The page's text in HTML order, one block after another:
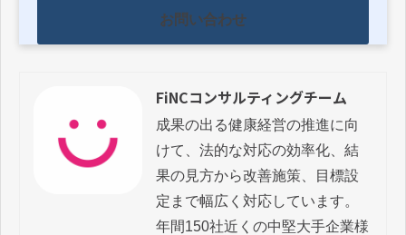
お問い合わせ
FiNCコンサルティングチーム
成果の出る健康経営の推進に向
けて、法的な対応の効率化、結
果の見方から改善施策、目標設
定まで幅広く対応しています。
年間150社近くの中堅大手企業様